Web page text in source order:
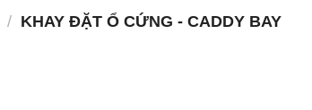
/ KHAY ĐẶT Ổ CỨNG - CADDY BAY